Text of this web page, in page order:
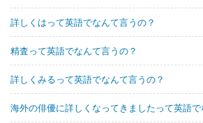
詳しくはって英語でなんて言うの？
精査って英語でなんて言うの？
詳しくみるって英語でなんて言うの？
海外の俳優に詳しくなってきましたって英語で